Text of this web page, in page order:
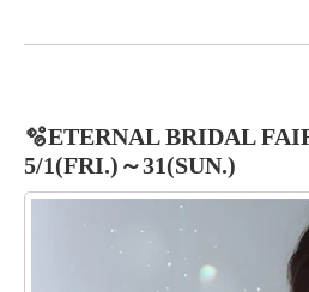
🫧ETERNAL BRIDAL
5/1(FRI.)～31(SUN.)